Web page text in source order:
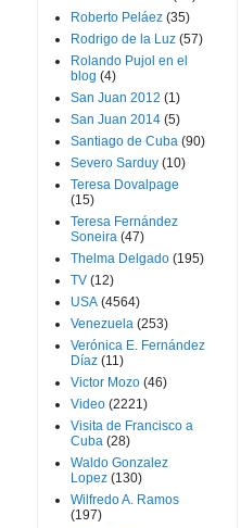
Roberto Peláez (35)
Rodrigo de la Luz (57)
Rolando Pujol en el
blog (4)
San Juan 2012 (1)
San Juan 2014 (5)
Santiago de Cuba (90)
Severo Sarduy (10)
Teresa Dovalpage
(15)
Teresa Fernández
Soneira (47)
Thelma Delgado (195)
TV (12)
USA (4564)
Venezuela (253)
Verónica E. Fernández
Díaz (11)
Victor Mozo (46)
Video (2221)
Visita de Francisco a
Cuba (28)
Waldo Gonzalez
Lopez (130)
Wilfredo A. Ramos
(197)